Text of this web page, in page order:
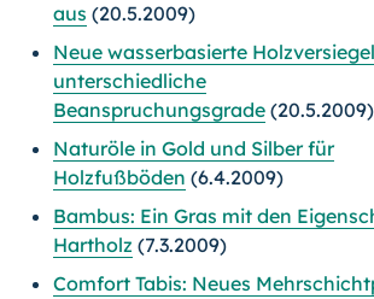
aus (20.5.2009)
Neue wasserbasierte
unterschiedliche
Beanspruchungsgrade (20.5.2009)
Naturöle in Gold und Silber für
Holzfußböden (6.4.2009)
Bambus: Ein Gras mit den
Hartholz (7.3.2009)
Comfort Tabis: Neues